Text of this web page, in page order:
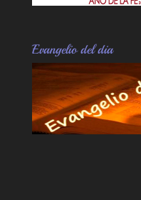
Evangelio del dia